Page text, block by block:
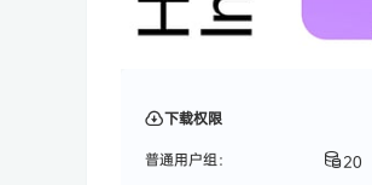
下载权限
普通用户组：
20